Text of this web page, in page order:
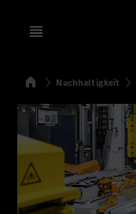
Open menu
SuchenStartseite
Nachhaltigkeit